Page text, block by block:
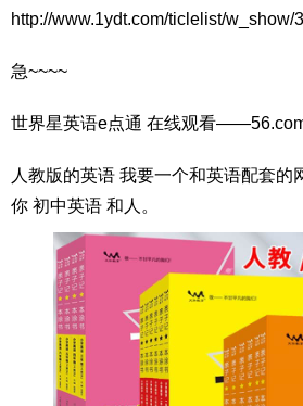
http://www.1ydt.com/ticlelist/w_show/
急~~~~
世界星英语e点通 在线观看
人教版的英语 我要一个和英语配套的
你 初中英语 和人。